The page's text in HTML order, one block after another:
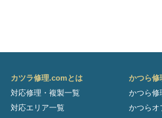
カツラ修理.comとは
対応修理・複製一覧
対応エリア一覧
かつら修
かつら修
かつらオ